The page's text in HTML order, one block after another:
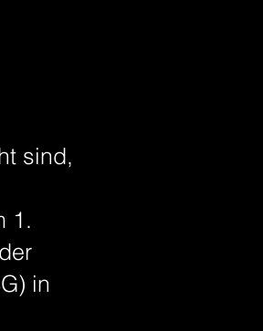
sind,
1.
in